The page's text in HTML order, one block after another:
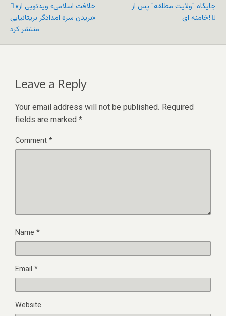
«خلافت اسلامی» ویدئویی از
«بریدن سر» امدادگر بریتانیایی
منتشر کرد
جايگاه "ولايت مطلقه" پس از
خامنه ای!
Leave a Reply
Your email address will not be published. Required
fields are marked *
Comment*
Name *
Email *
Website